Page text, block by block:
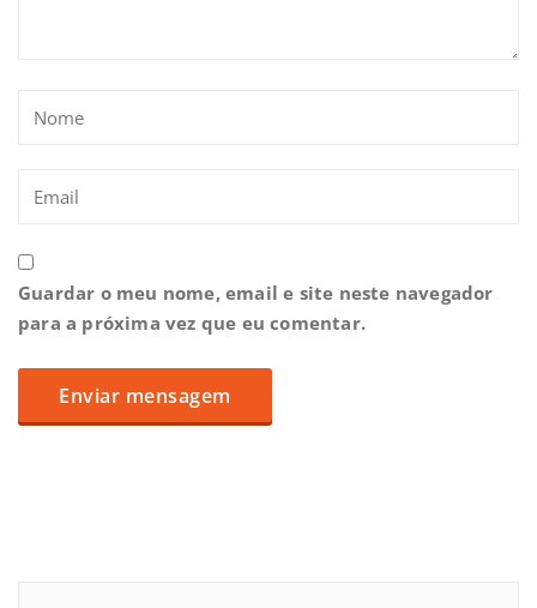
Guardar o meu nome, email e site neste navegador
para a próxima vez que eu comentar.